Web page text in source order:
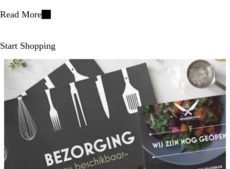
Read More
Start Shopping